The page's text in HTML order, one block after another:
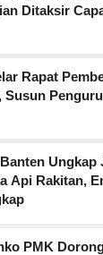
Ditaksir
Rapat
Susun
Api Rakitan,
PMK